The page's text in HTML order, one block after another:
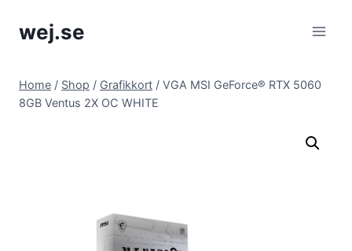
wej.se
Home / Shop / Grafikkort / VGA MSI GeForce® RTX 5060
8GB Ventus 2X OC WHITE